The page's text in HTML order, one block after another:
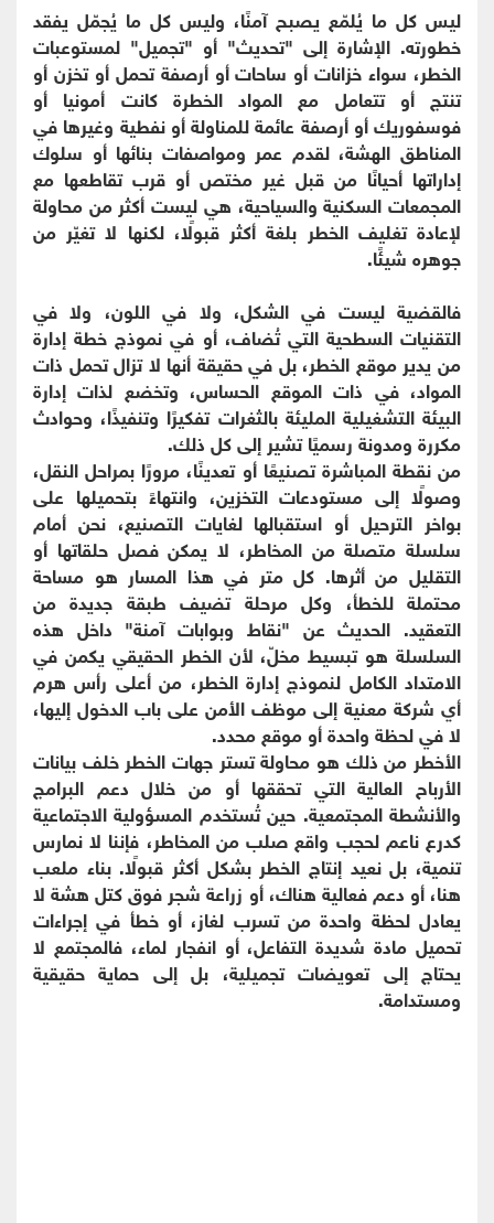
ليس كل ما يُلمّع يصبح آمنًا، وليس كل ما يُجمّل يفقد
خطورته. الإشارة إلى "تحديث" أو "تجميل" لمستوعبات
الخطر، سواء خزانات أو ساحات أو أرصفة تحمل أو تخزن أو
تنتج أو تتعامل مع المواد الخطرة كانت أمونيا أو
فوسفوريك أو أرصفة عائمة للمناولة أو نفطية وغيرها في
المناطق الهشة، لقدم عمر ومواصفات بنائها أو سلوك
إداراتها أحيانًا من قبل غير مختص أو قرب تقاطعها مع
المجمعات السكنية والسياحية، هي ليست أكثر من محاولة
لإعادة تغليف الخطر بلغة أكثر قبولًا، لكنها لا تغيّر من
جوهره شيئًا.
فالقضية ليست في الشكل، ولا في اللون، ولا في
التقنيات السطحية التي تُضاف، أو في نموذج خطة إدارة
من يدير موقع الخطر، بل في حقيقة أنها لا تزال تحمل ذات
المواد، في ذات الموقع الحساس، وتخضع لذات إدارة
البيئة التشغيلية المليئة بالثغرات تفكيرًا وتنفيذًا، وحوادث
مكررة ومدونة رسميًا تشير إلى كل ذلك.
من نقطة المباشرة تصنيعًا أو تعدينًا، مرورًا بمراحل النقل،
وصولًا إلى مستودعات التخزين، وانتهاءً بتحميلها على
بواخر الترحيل أو استقبالها لغايات التصنيع، نحن أمام
سلسلة متصلة من المخاطر، لا يمكن فصل حلقاتها أو
التقليل من أثرها. كل متر في هذا المسار هو مساحة
محتملة للخطأ، وكل مرحلة تضيف طبقة جديدة من
التعقيد. الحديث عن "نقاط وبوابات آمنة" داخل هذه
السلسلة هو تبسيط مخلّ، لأن الخطر الحقيقي يكمن في
الامتداد الكامل لنموذج إدارة الخطر، من أعلى رأس هرم
أي شركة معنية إلى موظف الأمن على باب الدخول إليها،
لا في لحظة واحدة أو موقع محدد.
الأخطر من ذلك هو محاولة تستر جهات الخطر خلف بيانات
الأرباح العالية التي تحققها أو من خلال دعم البرامج
والأنشطة المجتمعية. حين تُستخدم المسؤولية الاجتماعية
كدرع ناعم لحجب واقع صلب من المخاطر، فإننا لا نمارس
تنمية، بل نعيد إنتاج الخطر بشكل أكثر قبولًا. بناء ملعب
هنا، أو دعم فعالية هناك، أو زراعة شجر فوق كتل هشة لا
يعادل لحظة واحدة من تسرب لغاز، أو خطأ في إجراءات
تحميل مادة شديدة التفاعل، أو انفجار لماء، فالمجتمع لا
يحتاج إلى تعويضات تجميلية، بل إلى حماية حقيقية
ومستدامة.